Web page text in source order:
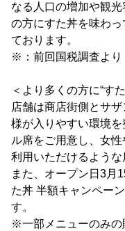
なる人口の増加や観
の方にすた丼を味わ
ております。
※：前回国税調査より
＜より多くの方に“す
店舗は商店街側とサ
様が入りやすい環境
ル席をご用意し、女
利用いただけるような
また、オープン日3月
た丼 半額キャンペー
す。
※一部メニューのみの